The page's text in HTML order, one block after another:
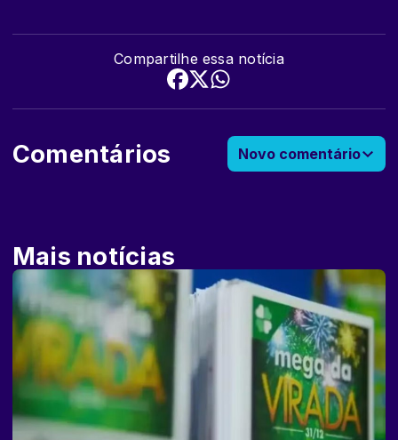
Compartilhe essa notícia
Comentários Novo comentário
Mais notícias